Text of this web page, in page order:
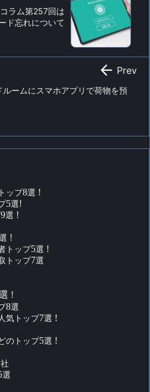
ラム第257回は
ド忘れについて
ルームにスマホアプリで荷物を預
 Prev
ップ8選 !
5選!
9選 !
!
トップ5選 !
トップ7選
!
8選
気トップ7選 !
のトップ5選 !
選